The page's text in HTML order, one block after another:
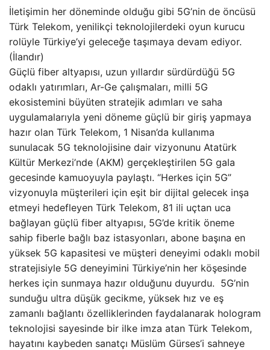
İletişimin her döneminde olduğu gibi 5G’nin de öncüsü
Türk Telekom, yenilikçi teknolojilerdeki oyun kurucu
rolüyle Türkiye’yi geleceğe taşımaya devam ediyor.
(İlandır)
Güçlü fiber altyapısı, uzun yıllardır sürdürdüğü 5G
odaklı yatırımları, Ar-Ge çalışmaları, milli 5G
ekosistemini büyüten stratejik adımları ve saha
uygulamalarıyla yeni döneme güçlü bir giriş yapmaya
hazır olan Türk Telekom, 1 Nisan’da kullanıma
sunulacak 5G teknolojisine dair vizyonunu Atatürk
Kültür Merkezi’nde (AKM) gerçekleştirilen 5G gala
gecesinde kamuoyuyla paylaştı. “Herkes için 5G”
vizyonuyla müşterileri için eşit bir dijital gelecek inşa
etmeyi hedefleyen Türk Telekom, 81 ili uçtan uca
bağlayan güçlü fiber altyapısı, 5G’de kritik öneme
sahip fiberle bağlı baz istasyonları, abone başına en
yüksek 5G kapasitesi ve müşteri deneyimi odaklı mobil
stratejisiyle 5G deneyimini Türkiye’nin her köşesinde
herkes için sunmaya hazır olduğunu duyurdu. 5G’nin
sunduğu ultra düşük gecikme, yüksek hız ve eş
zamanlı bağlantı özelliklerinden faydalanarak hologram
teknolojisi sayesinde bir ilke imza atan Türk Telekom,
hayatını kaybeden sanatçı Müslüm Gürses’i sahneye